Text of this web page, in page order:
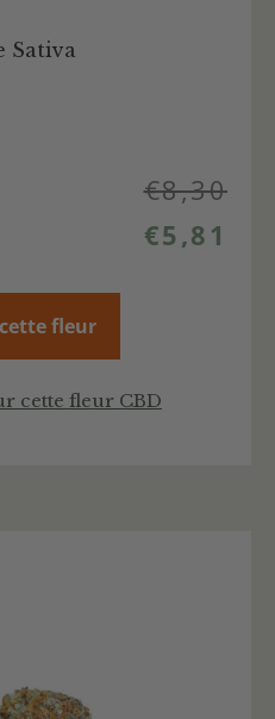
Sativa
€8,30
€5,81
fleur
cette fleur CBD